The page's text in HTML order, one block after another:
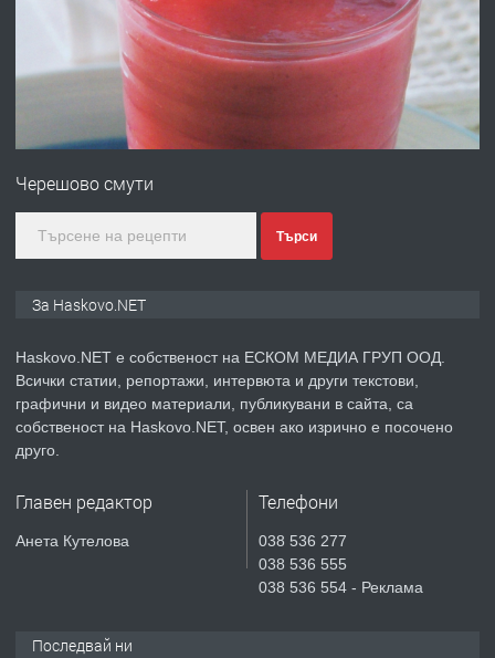
преди 2 дни
№4120 Магазин/Офис под наем в кв.
преди 3 дни
ПРЕДЛАГА
Продавам парцел в гр. Хасково кв.
СГЛОБЯВАНЕ НА МЕБЕЛИ.
Черешово смути
Търси
За Haskovo.NET
Haskovo.NET е собственост на ЕСКОМ МЕДИА ГРУП ООД.
Всички статии, репортажи, интервюта и други текстови,
графични и видео материали, публикувани в сайта, са
собственост на Haskovo.NET, освен ако изрично е посочено
друго.
Главен редактор
Анета Кутелова
Телефони
038 536 277
038 536 555
038 536 554 - Реклама
Последвай ни